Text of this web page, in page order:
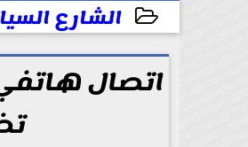
الشارع
2026-05-28 21:07:50
اتصال